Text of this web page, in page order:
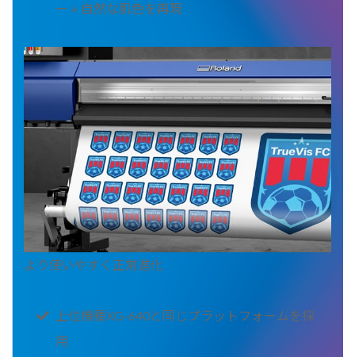
ー + 自然な肌色を再現
より使いやすく正常進化
上位機種XG-640と同じプラットフォームを採
用